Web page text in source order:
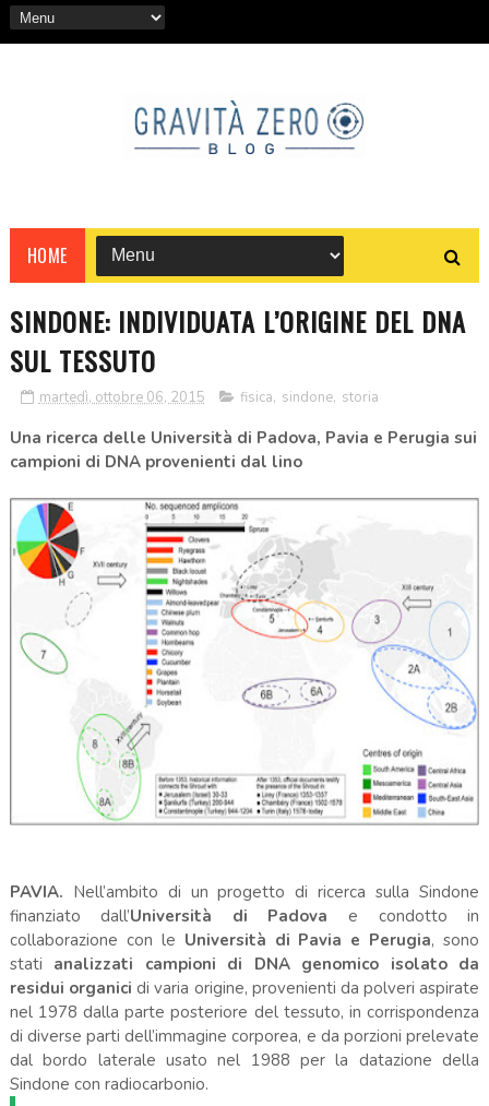
HOME
SINDONE: INDIVIDUATA L’ORIGINE DEL DNA
SUL TESSUTO
martedì, ottobre 06, 2015 fisica, sindone, storia
Una ricerca delle Università di Padova, Pavia e Perugia sui
campioni di DNA provenienti dal lino
PAVIA. Nell’ambito di un progetto di ricerca sulla Sindone
finanziato dall’Università di Padovae condotto in
collaborazione con le Università di Pavia e Perugia, sono
stati analizzati campioni di DNA genomico isolato da
residui organicidi varia origine, provenienti da polveri aspirate
nel 1978 dalla parte posteriore del tessuto, in corrispondenza
di diverse parti dell’immagine corporea, e da porzioni prelevate
dal bordo laterale usato nel 1988 per la datazione della
Sindone con radiocarbonio.